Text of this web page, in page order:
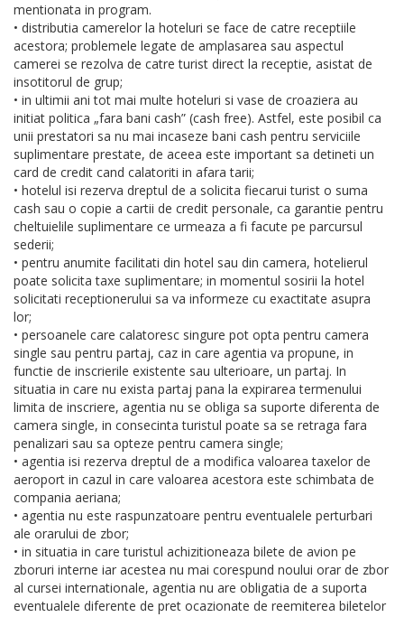
mentionata in program.
• distributia camerelor la hoteluri se face de catre receptiile
acestora; problemele legate de amplasarea sau aspectul
camerei se rezolva de catre turist direct la receptie, asistat de
insotitorul de grup;
• in ultimii ani tot mai multe hoteluri si vase de croaziera au
initiat politica „fara bani cash” (cash free). Astfel, este posibil ca
unii prestatori sa nu mai incaseze bani cash pentru serviciile
suplimentare prestate, de aceea este important sa detineti un
card de credit cand calatoriti in afara tarii;
• hotelul isi rezerva dreptul de a solicita fiecarui turist o suma
cash sau o copie a cartii de credit personale, ca garantie pentru
cheltuielile suplimentare ce urmeaza a fi facute pe parcursul
sederii;
• pentru anumite facilitati din hotel sau din camera, hotelierul
poate solicita taxe suplimentare; in momentul sosirii la hotel
solicitati receptionerului sa va informeze cu exactitate asupra
lor;
• persoanele care calatoresc singure pot opta pentru camera
single sau pentru partaj, caz in care agentia va propune, in
functie de inscrierile existente sau ulterioare, un partaj. In
situatia in care nu exista partaj pana la expirarea termenului
limita de inscriere, agentia nu se obliga sa suporte diferenta de
camera single, in consecinta turistul poate sa se retraga fara
penalizari sau sa opteze pentru camera single;
• agentia isi rezerva dreptul de a modifica valoarea taxelor de
aeroport in cazul in care valoarea acestora este schimbata de
compania aeriana;
• agentia nu este raspunzatoare pentru eventualele perturbari
ale orarului de zbor;
• in situatia in care turistul achizitioneaza bilete de avion pe
zboruri interne iar acestea nu mai corespund noului orar de zbor
al cursei internationale, agentia nu are obligatia de a suporta
eventualele diferente de pret ocazionate de reemiterea biletelor